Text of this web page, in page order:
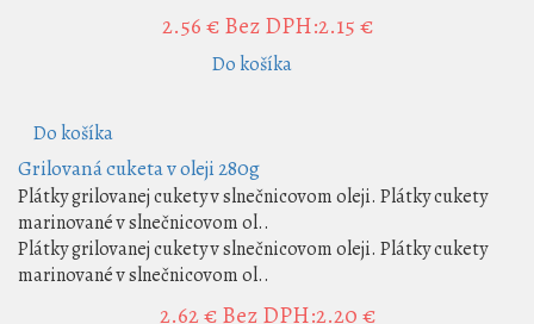
2.56 € Bez DPH:2.15 €
Do košíka
Do košíka
Grilovaná cuketa v oleji 280g
Plátky grilovanej cukety v slnečnicovom oleji. Plátky cukety
marinované v slnečnicovom ol..
Plátky grilovanej cukety v slnečnicovom oleji. Plátky cukety
marinované v slnečnicovom ol..
2.62 € Bez DPH:2.20 €